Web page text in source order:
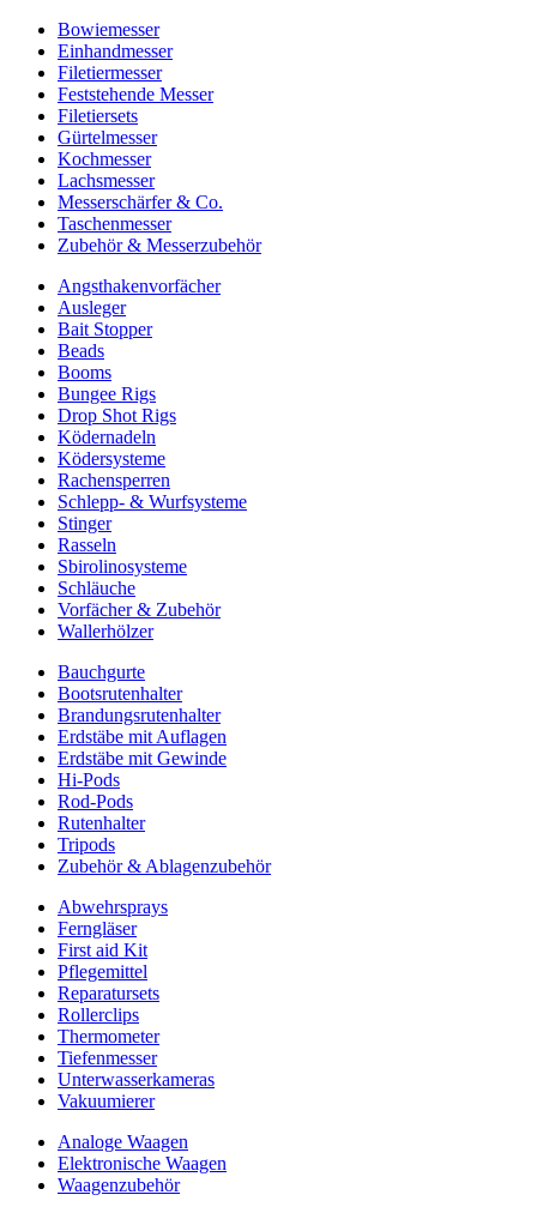
Bowiemesser
Einhandmesser
Filetiermesser
Feststehende Messer
Filetiersets
Gürtelmesser
Kochmesser
Lachsmesser
Messerschärfer & Co.
Taschenmesser
Zubehör & Messerzubehör
Angsthakenvorfächer
Ausleger
Bait Stopper
Beads
Booms
Bungee Rigs
Drop Shot Rigs
Ködernadeln
Ködersysteme
Rachensperren
Schlepp- & Wurfsysteme
Stinger
Rasseln
Sbirolinosysteme
Schläuche
Vorfächer & Zubehör
Wallerhölzer
Bauchgurte
Bootsrutenhalter
Brandungsrutenhalter
Erdstäbe mit Auflagen
Erdstäbe mit Gewinde
Hi-Pods
Rod-Pods
Rutenhalter
Tripods
Zubehör & Ablagenzubehör
Abwehrsprays
Ferngläser
First aid Kit
Pflegemittel
Reparatursets
Rollerclips
Thermometer
Tiefenmesser
Unterwasserkameras
Vakuumierer
Analoge Waagen
Elektronische Waagen
Waagenzubehör